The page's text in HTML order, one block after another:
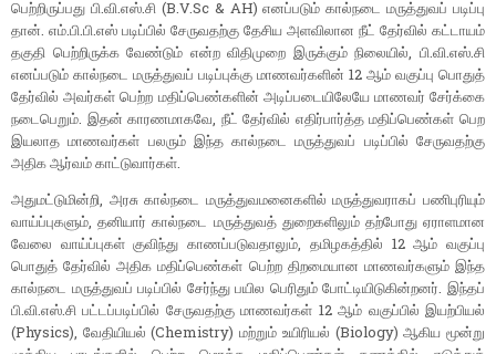
பெற்றிருப்பது பி.வி.எஸ்.சி (B.V.Sc & AH) எனப்படும் கால்நடை மருத்துவப் படிப்பு
தான். எம்.பி.பி.எஸ் படிப்பில் சேருவதற்கு தேசிய அளவிலான நீட் தேர்வில் கட்டாயம்
தகுதி பெற்றிருக்க வேண்டும் என்ற விதிமுறை இருக்கும் நிலையில், பி.வி.எஸ்.சி
எனப்படும் கால்நடை மருத்துவப் படிப்புக்கு மாணவர்களின் 12 ஆம் வகுப்பு பொதுத்
தேர்வில் அவர்கள் பெற்ற மதிப்பெண்களின் அடிப்படையிலேயே மாணவர் சேர்க்கை
நடைபெறும். இதன் காரணமாகவே, நீட் தேர்வில் எதிர்பார்த்த மதிப்பெண்கள் பெற
இயலாத மாணவர்கள் பலரும் இந்த கால்நடை மருத்துவப் படிப்பில் சேருவதற்கு
அதிக ஆர்வம் காட்டுவார்கள்.
அதுமட்டுமின்றி, அரசு கால்நடை மருத்துவமனைகளில் மருத்துவராகப் பணிபுரியும்
வாய்ப்புகளும், தனியார் கால்நடை மருத்துவத் துறைகளிலும் தற்போது ஏராளமான
வேலை வாய்ப்புகள் குவிந்து காணப்படுவதாலும், தமிழகத்தில் 12 ஆம் வகுப்பு
பொதுத் தேர்வில் அதிக மதிப்பெண்கள் பெற்ற திறமையான மாணவர்களும் இந்த
கால்நடை மருத்துவப் படிப்பில் சேர்ந்து பயில பெரிதும் போட்டியிடுகின்றனர். இந்தப்
பி.வி.எஸ்.சி பட்டப்படிப்பில் சேருவதற்கு மாணவர்கள் 12 ஆம் வகுப்பில் இயற்பியல்
(Physics), வேதியியல் (Chemistry) மற்றும் உயிரியல் (Biology) ஆகிய மூன்று